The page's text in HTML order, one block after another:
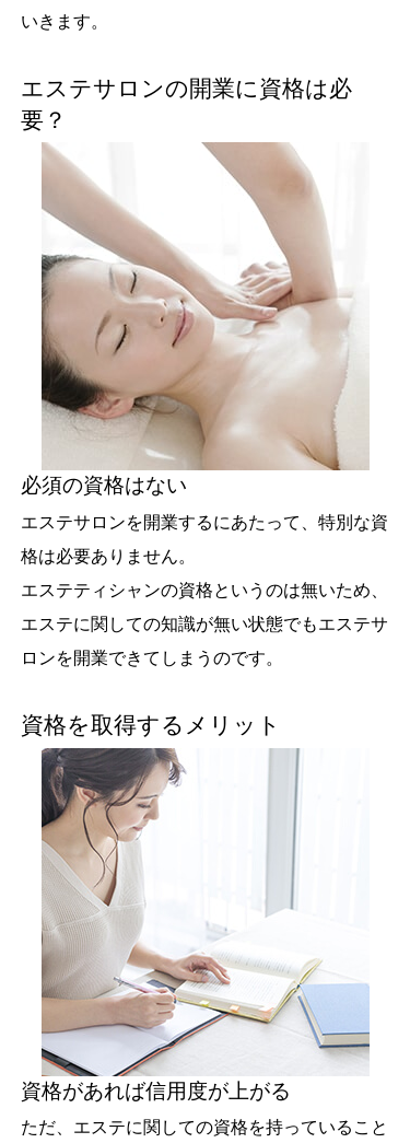
いきます。
エステサロンの開業に資格は必
要？
必須の資格はない
エステサロンを開業するにあたって、特別な資
格は必要ありません。
エステティシャンの資格というのは無いため、
エステに関しての知識が無い状態でもエステサ
ロンを開業できてしまうのです。
資格を取得するメリット
資格があれば信用度が上がる
ただ、エステに関しての資格を持っていること